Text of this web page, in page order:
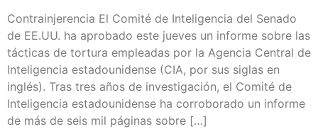
Con­tra­in­je­ren­cia El Comi­té de Inte­li­gen­cia del Sena­do
de EE.UU. ha apro­ba­do este jue­ves un infor­me sobre las
tác­ti­cas de tor­tu­ra emplea­das por la Agen­cia Cen­tral de
Inte­li­gen­cia esta­dou­ni­den­se (CIA, por sus siglas en
inglés). Tras tres años de inves­ti­ga­ción, el Comi­té de
Inte­li­gen­cia esta­dou­ni­den­se ha corro­bo­ra­do un infor­me
de más de seis mil pági­nas sobre […]